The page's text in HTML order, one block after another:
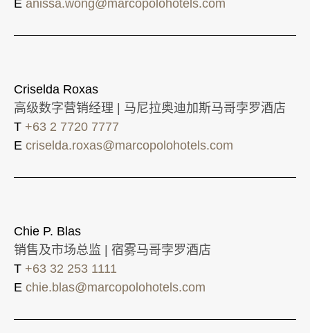
E anissa.wong@marcopolohotels.com
Criselda Roxas
高级数字营销经理 | 马尼拉奥迪加斯马哥孛罗酒店
T +63 2 7720 7777
E criselda.roxas@marcopolohotels.com
Chie P. Blas
销售及市场总监 | 宿雾马哥孛罗酒店
T +63 32 253 1111
E chie.blas@marcopolohotels.com